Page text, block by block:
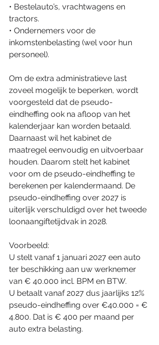
• Bestelauto’s, vrachtwagens en
tractors.
• Ondernemers voor de
inkomstenbelasting (wel voor hun
personeel).
Om de extra administratieve last
zoveel mogelijk te beperken, wordt
voorgesteld dat de pseudo-
eindheffing ook na afloop van het
kalenderjaar kan worden betaald.
Daarnaast wil het kabinet de
maatregel eenvoudig en uitvoerbaar
houden. Daarom stelt het kabinet
voor om de pseudo-eindheffing te
berekenen per kalendermaand. De
pseudo-eindheffing over 2027 is
uiterlijk verschuldigd over het tweede
loonaangiftetijdvak in 2028.
Voorbeeld:
U stelt vanaf 1 januari 2027 een auto
ter beschikking aan uw werknemer
van € 40.000 incl. BPM en BTW.
U betaalt vanaf 2027 dus jaarlijks 12%
pseudo-eindheffing over €40.000 = €
4.800. Dat is € 400 per maand per
auto extra belasting.